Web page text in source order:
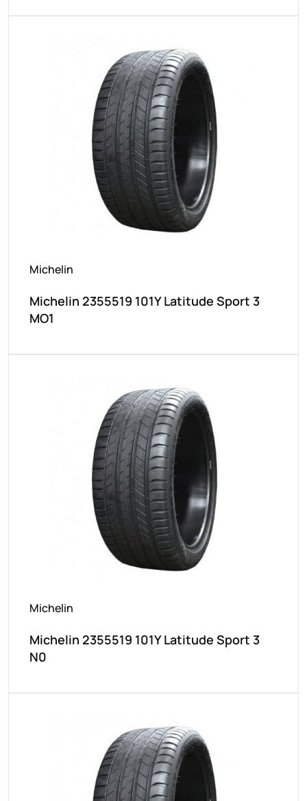
Michelin
Michelin 2355519 101Y Latitude Sport 3
MO1
Michelin
Michelin 2355519 101Y Latitude Sport 3
N0